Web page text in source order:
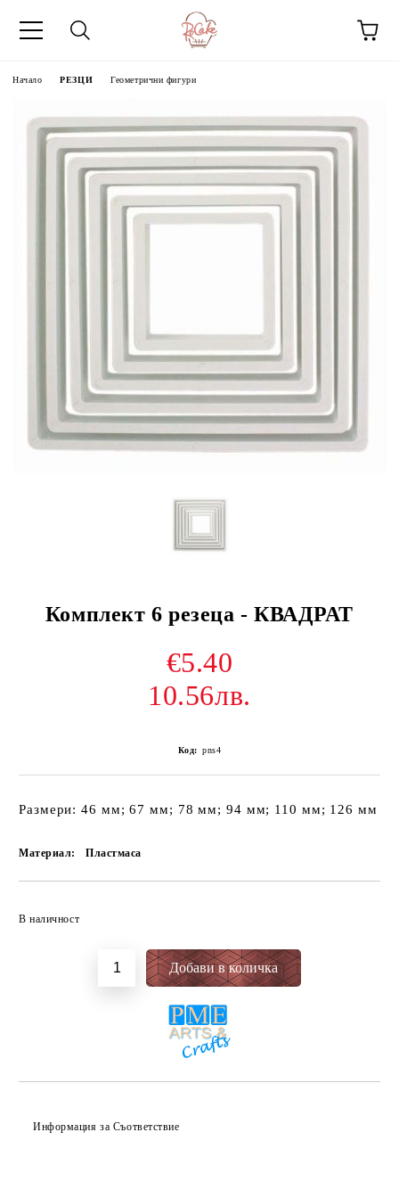
Начало РЕЗЦИ Геометрични фигури
Комплект 6 резеца - КВАДРАТ
€5.40
10.56лв.
Код: pns4
Размери: 46 мм; 67 мм; 78 мм; 94 мм; 110 мм; 126 мм
Материал: Пластмаса
В наличност
Информация за Съответствие